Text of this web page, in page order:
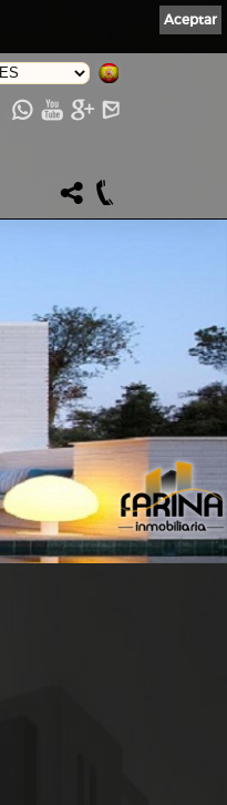
Aceptar